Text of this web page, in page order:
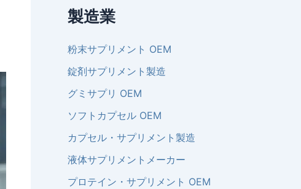
製造業
粉末サプリメント OEM
錠剤サプリメント製造
グミサプリ OEM
ソフトカプセル OEM
カプセル・サプリメント製造
液体サプリメントメーカー
プロテイン・サプリメント OEM